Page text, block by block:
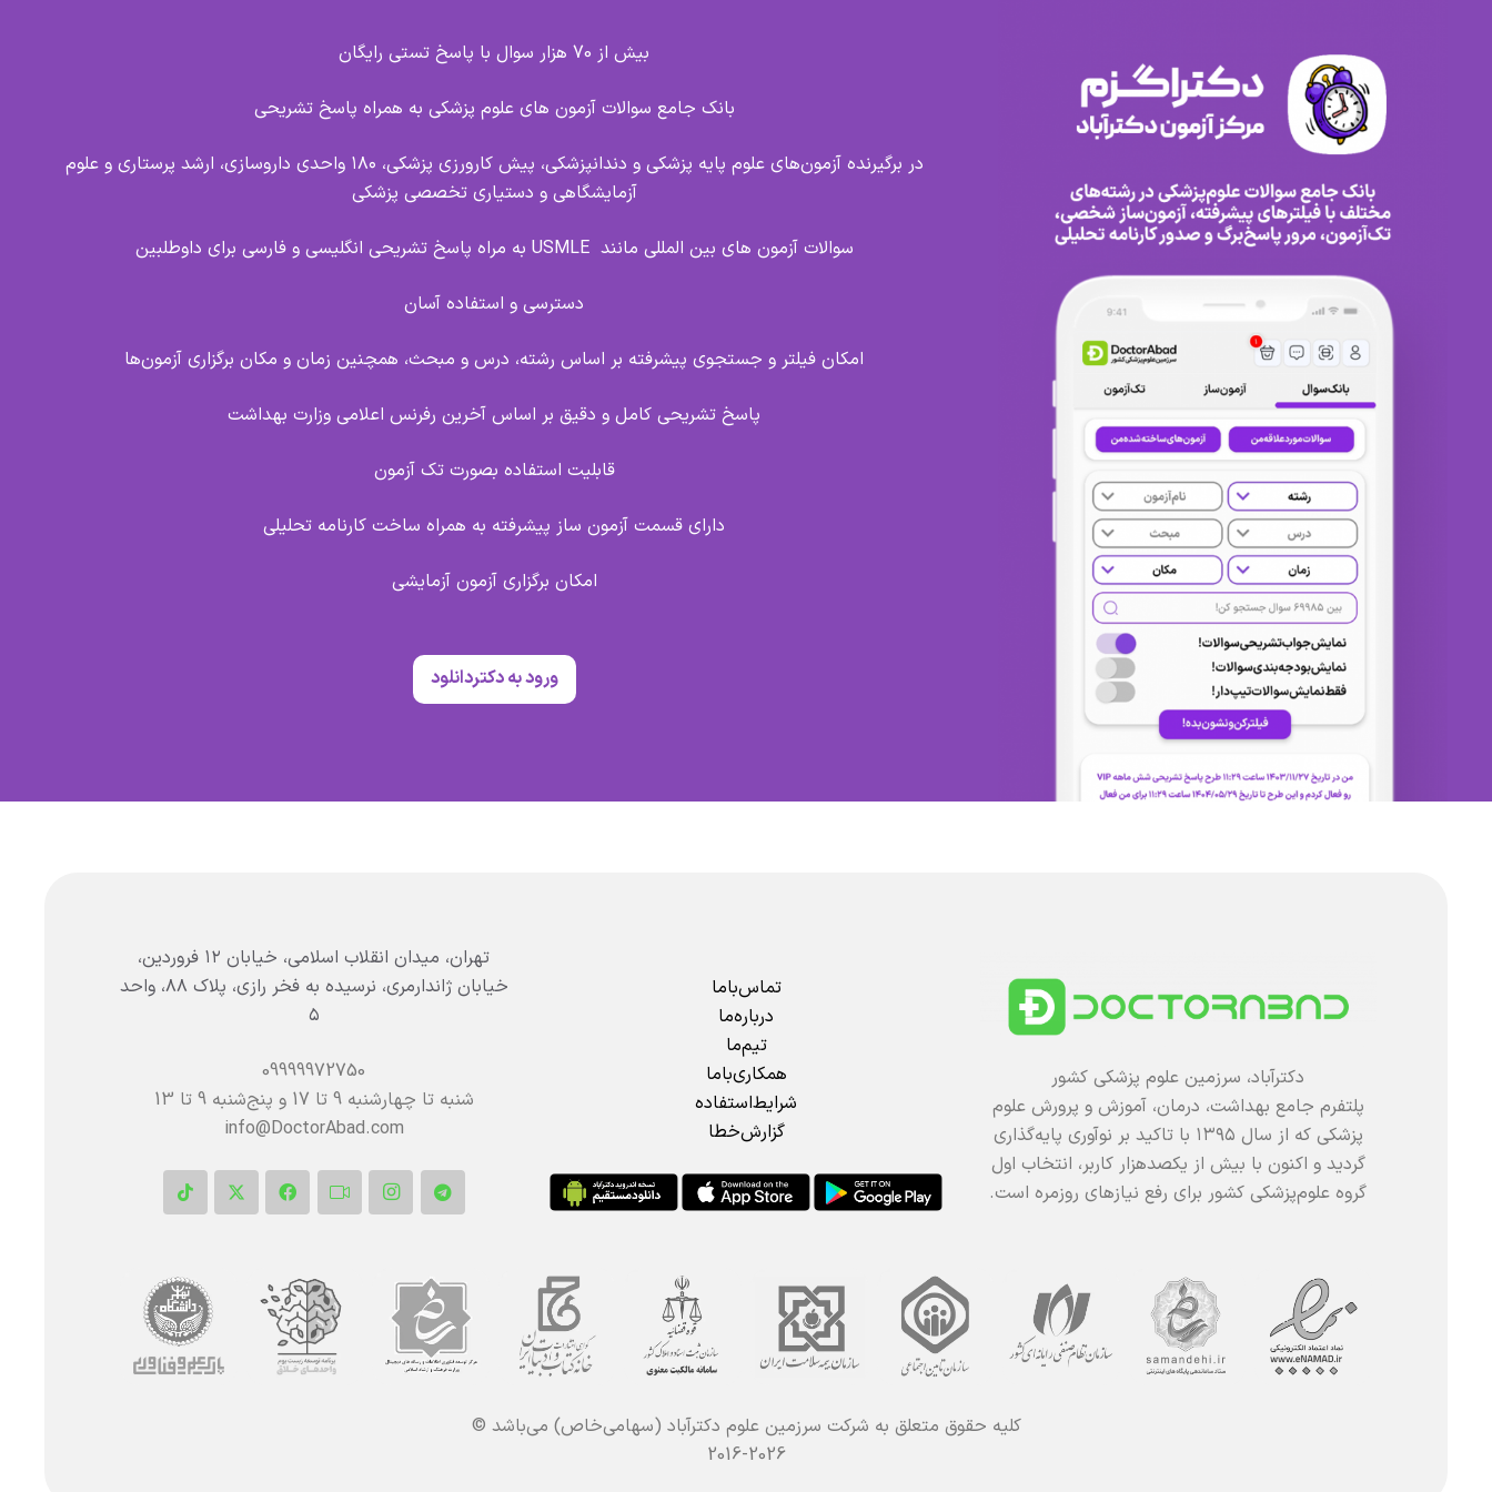
بیش از 70 هزار سوال با پاسخ تستی رایگان
بانک جامع سوالات آزمون های علوم پزشکی به همراه پاسخ تشریحی
در برگیرنده آزمون‌های علوم پایه پزشکی و دندانپزشکی، پیش کارورزی پزشکی، ۱۸۰ واحدی داروسازی، ارشد پرستاری و علوم
آزمایشگاهی و دستیاری تخصصی پزشکی
سوالات آزمون های بین المللی مانند USMLE به مراه پاسخ تشریحی انگلیسی و فارسی برای داوطلبین
دسترسی و استفاده آسان
امکان فیلتر و جستجوی پیشرفته بر اساس رشته، درس و مبحث، همچنین زمان و مکان برگزاری آزمون‌ها
پاسخ تشریحی کامل و دقیق بر اساس آخرین رفرنس اعلامی وزارت بهداشت
قابلیت استفاده بصورت تک آزمون
دارای قسمت آزمون ساز پیشرفته به همراه ساخت کارنامه تحلیلی
امکان برگزاری آزمون آزمایشی
ورود به دکتردانلود
دکترآباد، سرزمین علوم پزشکی کشور
پلتفرم جامع بهداشت، درمان، آموزش و پرورش علوم
پزشکی که از سال ۱۳۹۵ با تاکید بر نوآوری پایه‌گذاری
گردید و اکنون با بیش از یکصدهزار کاربر، انتخاب اول
گروه علوم‌پزشکی کشور برای رفع نیازهای روزمره است.
تماس‌باما
درباره‌ما
تیم‌ما
همکاری‌باما
شرایط‌استفاده
گزارش‌خطا
تهران، میدان انقلاب اسلامی، خیابان ۱۲ فروردین،
خیابان ژاندارمری، نرسیده به فخر رازی، پلاک ۸۸، واحد
۵
09999972750
شنبه تا چهارشنبه 9 تا 17 و پنج‌شنبه‌ 9 تا 13
info@DoctorAbad.com
کلیه حقوق متعلق به شرکت سرزمین علوم دکترآباد (سهامی‌خاص) می‌باشد ©
2016-2026